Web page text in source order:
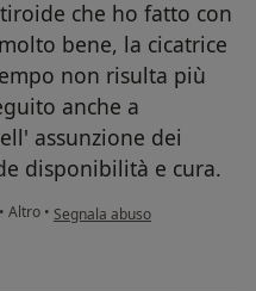
che ho fatto con
bene, la cicatrice
non risulta più
anche a
assunzione dei
disponibilità e cura.
• Altro • secondo l'opinione dell'utente
Segnala abuso